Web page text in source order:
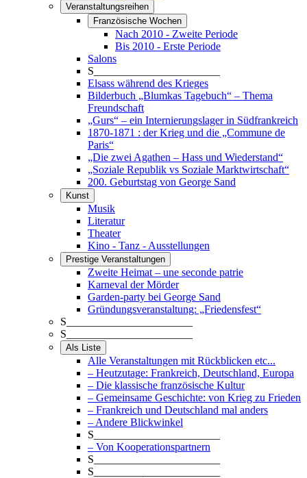
Veranstaltungsreihen
Französische Wochen
Nach 2010 - Zweite Periode
Bis 2010 - Erste Periode
Salons
S_______________________
Elsass während des Krieges
Bilderbuch „Blumkas Tagebuch“ – Thema
Freundschaft
„Gurs“ – ein Internierungslager in Südfrankreich
1870-1871 : der Krieg und die „Commune de
Paris“
„Die zwei Agathen – Hass und Wiederstand“
„Soziale Republik vs Soziale Marktwirtschaft“
200. Geburtstag von George Sand
Kunst
Musik
Literatur
Theater
Kino - Tanz - Ausstellungen
Prestige Veranstaltungen
Zweite Heimat – une seconde patrie
Karneval der Mörder
Garden-party bei George Sand
Gründungsveranstaltung: „Friedensfest“
S_______________________
S_______________________
Als Liste
Alle Veranstaltungen mit Rückblicken etc...
– Heutzutage: Frankreich, Deutschland, Europa
– Die klassische französische Kultur
– Gemeinsame Geschichte: von Krieg zu Frieden
– Frankreich und Deutschland mal anders
– Andere Blickwinkel
S_______________________
– Von Kooperationspartnern
S_______________________
S_______________________